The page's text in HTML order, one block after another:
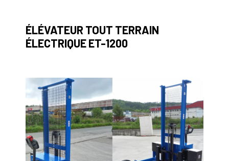
ÉLÉVATEUR TOUT TERRAIN
ÉLECTRIQUE ET-1200